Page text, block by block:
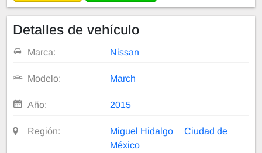
Detalles de vehículo
Marca: Nissan
Modelo: March
Año: 2015
Región: Miguel Hidalgo
Ciudad de
México